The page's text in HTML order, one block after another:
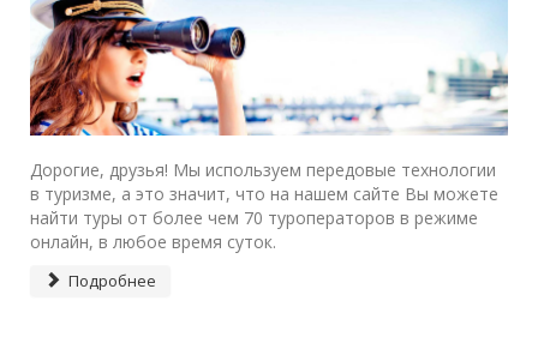
Дорогие, друзья! Мы используем передовые технологии
в туризме, а это значит, что на нашем сайте Вы можете
найти туры от более чем 70 туроператоров в режиме
онлайн, в любое время суток.
Подробнее